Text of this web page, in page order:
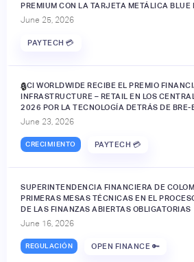
PREMIUM CON LA TARJETA METÁLICA
June 25, 2026
PAYTECH 💳
ACI WORLDWIDE RECIBE EL PREMIO
INFRASTRUCTURE – RETAIL EN LOS
2026 POR LA TECNOLOGÍA DETRÁS DE BRE-
June 23, 2026
CRECIMIENTO PAYTECH 💳
🔒
SUPERINTENDENCIA FINANCIERA DE
PRIMERAS MESAS TÉCNICAS EN EL
DE LAS FINANZAS ABIERTAS OBLIGATORIAS
June 16, 2026
REGULACIÓN OPEN FINANCE 🔑